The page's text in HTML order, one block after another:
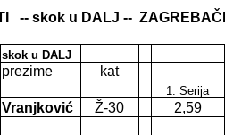
-- skok u DALJ --
skok u DALJ
prezime
kat
1. Serija
Vranjković Ž-30 2,59